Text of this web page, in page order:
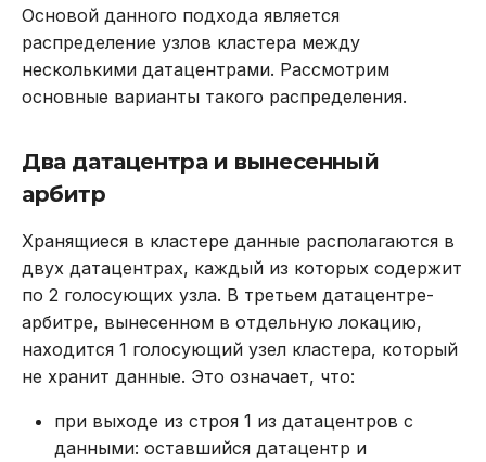
Основой данного подхода является
распределение узлов кластера между
несколькими датацентрами. Рассмотрим
основные варианты такого распределения.
Два датацентра и вынесенный
арбитр
Хранящиеся в кластере данные располагаются в
двух датацентрах, каждый из которых содержит
по 2 голосующих узла. В третьем датацентре-
арбитре, вынесенном в отдельную локацию,
находится 1 голосующий узел кластера, который
не хранит данные. Это означает, что:
при выходе из строя 1 из датацентров с
данными: оставшийся датацентр и